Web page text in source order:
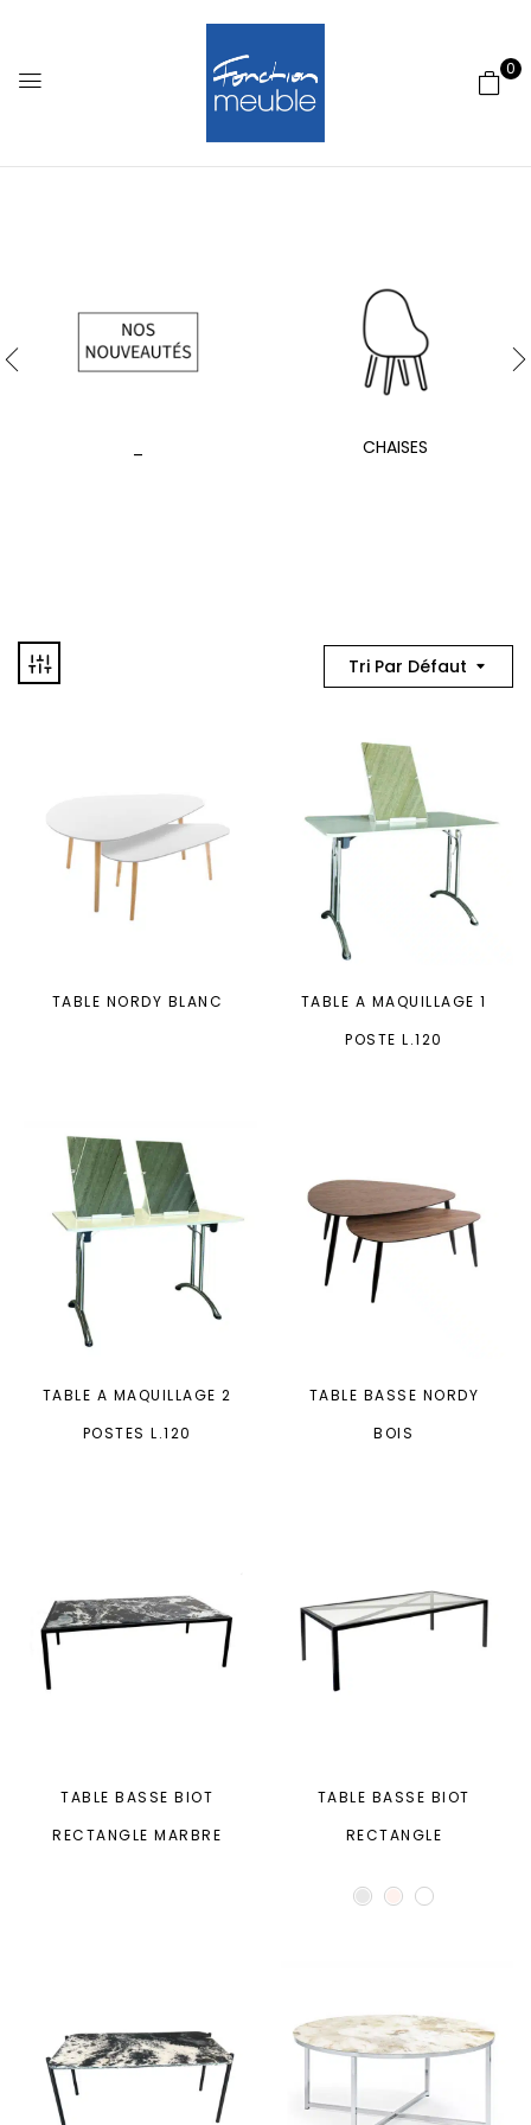
0
CHAISES
Tri Par Défaut
TABLE NORDY BLANC
TABLE A MAQUILLAGE 1
POSTE L.120
TABLE A MAQUILLAGE 2
POSTES L.120
TABLE BASSE NORDY
BOIS
TABLE BASSE BIOT
RECTANGLE MARBRE
TABLE BASSE BIOT
RECTANGLE